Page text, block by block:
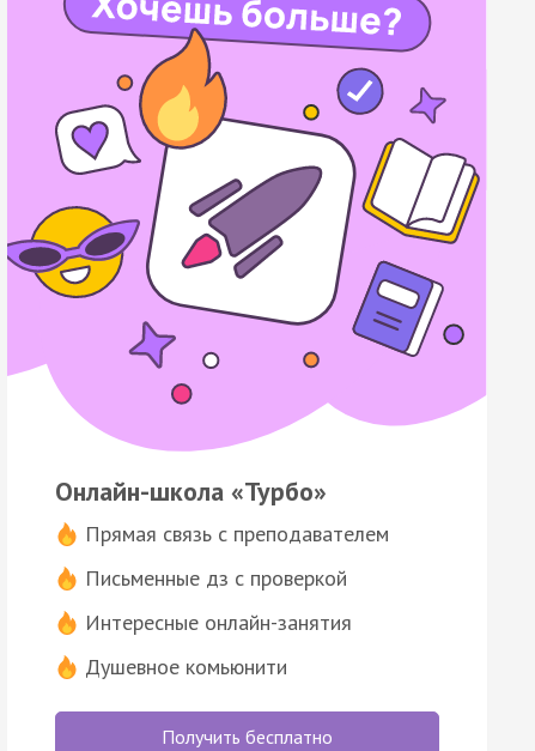
Онлайн-школа «Турбо»
Прямая связь с преподавателем
Письменные дз с проверкой
Интересные онлайн-занятия
Душевное комьюнити
Получить бесплатно